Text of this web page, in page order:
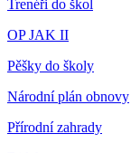
Trenéři do škol
OP JAK II
Pěšky do školy
Národní plán obnovy
Přírodní zahrady